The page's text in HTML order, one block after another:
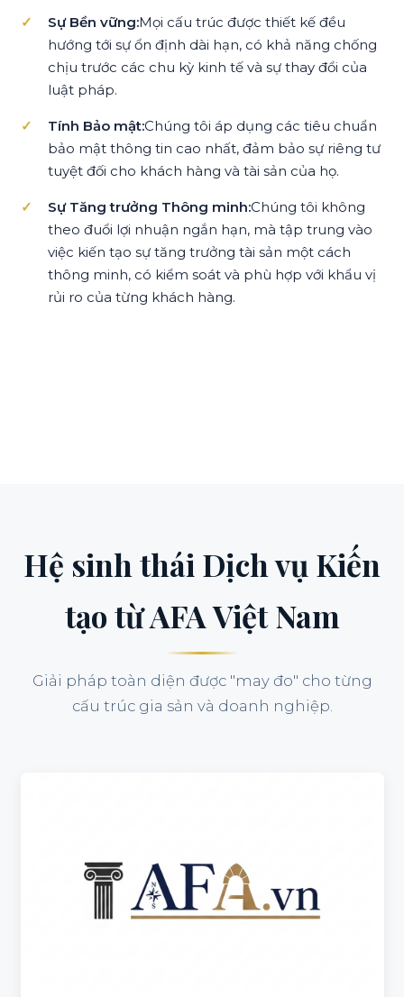
Sự Bền vững:Mọi cấu trúc được thiết kế đều
hướng tới sự ổn định dài hạn, có khả năng chống
chịu trước các chu kỳ kinh tế và sự thay đổi của
luật pháp.
Tính Bảo mật:Chúng tôi áp dụng các tiêu chuẩn
bảo mật thông tin cao nhất, đảm bảo sự riêng tư
tuyệt đối cho khách hàng và tài sản của họ.
Sự Tăng trưởng Thông minh:Chúng tôi không
theo đuổi lợi nhuận ngắn hạn, mà tập trung vào
việc kiến tạo sự tăng trưởng tài sản một cách
thông minh, có kiểm soát và phù hợp với khẩu vị
rủi ro của từng khách hàng.
Hệ sinh thái Dịch vụ Kiến
tạo từ AFA Việt Nam
Giải pháp toàn diện được "may đo" cho từng
cấu trúc gia sản và doanh nghiệp.